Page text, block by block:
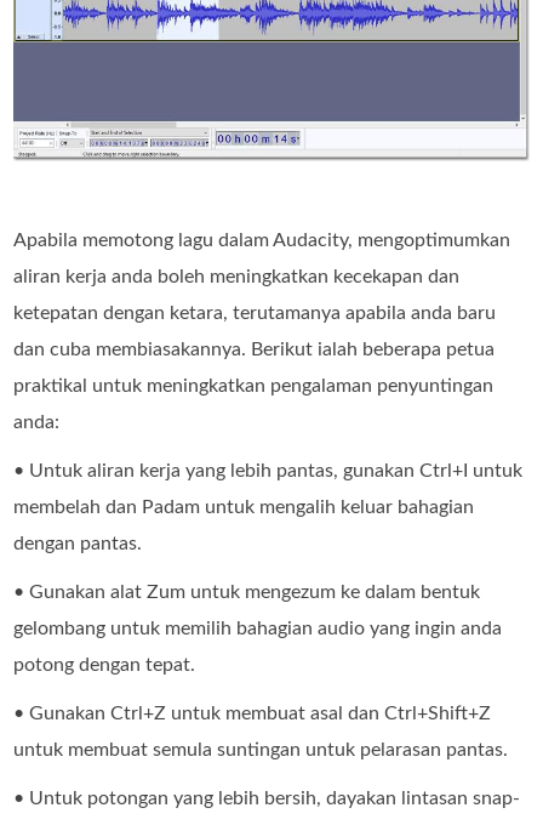
Apabila memotong lagu dalam Audacity, mengoptimumkan
aliran kerja anda boleh meningkatkan kecekapan dan
ketepatan dengan ketara, terutamanya apabila anda baru
dan cuba membiasakannya. Berikut ialah beberapa petua
praktikal untuk meningkatkan pengalaman penyuntingan
anda:
• Untuk aliran kerja yang lebih pantas, gunakan Ctrl+I untuk
membelah dan Padam untuk mengalih keluar bahagian
dengan pantas.
• Gunakan alat Zum untuk mengezum ke dalam bentuk
gelombang untuk memilih bahagian audio yang ingin anda
potong dengan tepat.
• Gunakan Ctrl+Z untuk membuat asal dan Ctrl+Shift+Z
untuk membuat semula suntingan untuk pelarasan pantas.
• Untuk potongan yang lebih bersih, dayakan lintasan snap-